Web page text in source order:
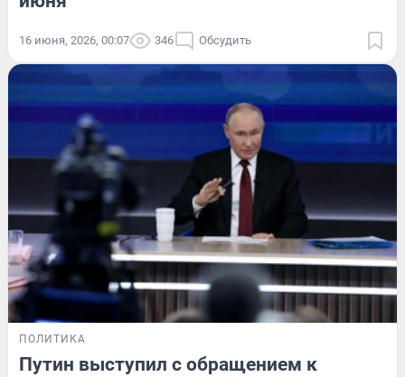
16 июня, 2026, 00:07 346 Обсудить
ПОЛИТИКА
Путин выступил с обращением к